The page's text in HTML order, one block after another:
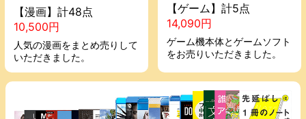
【漫画】計48点
10,500円
人気の漫画をまとめ売りして
いただきました。
【ゲーム】計5点
14,090円
ゲーム機本体とゲームソフト
をお売りいただきました。